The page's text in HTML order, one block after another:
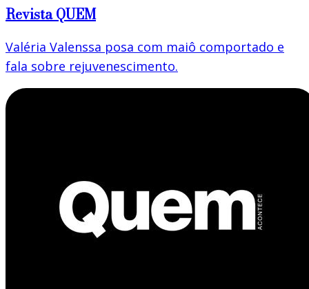
Revista QUEM
Valéria Valenssa posa com maiô comportado e
fala sobre rejuvenescimento.